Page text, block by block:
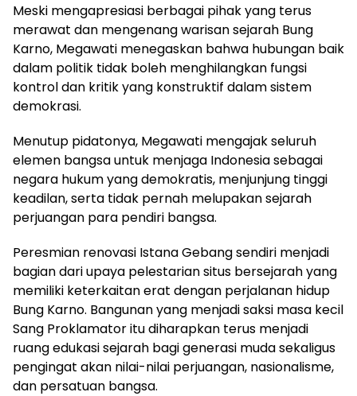
Meski mengapresiasi berbagai pihak yang terus
merawat dan mengenang warisan sejarah Bung
Karno, Megawati menegaskan bahwa hubungan baik
dalam politik tidak boleh menghilangkan fungsi
kontrol dan kritik yang konstruktif dalam sistem
demokrasi.
Menutup pidatonya, Megawati mengajak seluruh
elemen bangsa untuk menjaga Indonesia sebagai
negara hukum yang demokratis, menjunjung tinggi
keadilan, serta tidak pernah melupakan sejarah
perjuangan para pendiri bangsa.
Peresmian renovasi Istana Gebang sendiri menjadi
bagian dari upaya pelestarian situs bersejarah yang
memiliki keterkaitan erat dengan perjalanan hidup
Bung Karno. Bangunan yang menjadi saksi masa kecil
Sang Proklamator itu diharapkan terus menjadi
ruang edukasi sejarah bagi generasi muda sekaligus
pengingat akan nilai-nilai perjuangan, nasionalisme,
dan persatuan bangsa.